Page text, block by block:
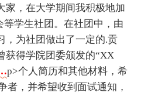
家，在大学期间我积极地加
学生社团。在社团中，由
，为社团做出了一定的.贡
获得学院团委颁发的“XX
p>个人简历和其他材料，希
者，并希望收到面试通知，